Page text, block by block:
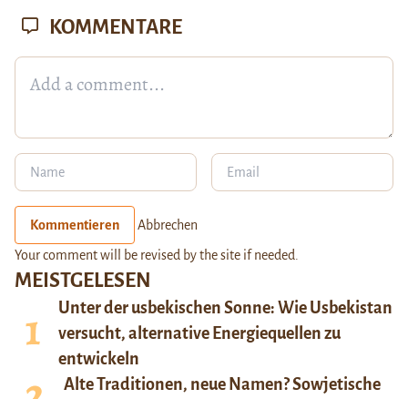
MEISTGELESEN
Unter der usbekischen Sonne: Wie Usbekistan
versucht, alternative Energiequellen zu
entwickeln
Alte Traditionen, neue Namen? Sowjetische
KOMMENTARE
Kommentieren Abbrechen
Your comment will be revised by the site if needed.